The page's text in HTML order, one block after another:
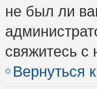
не был ли
свяжитесь с
Вернуться